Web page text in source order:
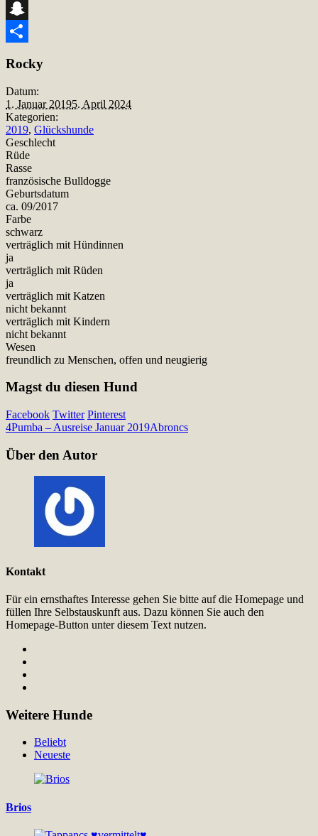
Telegram
Snapchat
Rocky
Datum:
1. Januar 20195. April 2024
Kategorien:
2019, Glückshunde
Geschlecht
Rüde
Rasse
französische Bulldogge
Geburtsdatum
ca. 09/2017
Farbe
schwarz
verträglich mit Hündinnen
ja
verträglich mit Rüden
ja
verträglich mit Katzen
nicht bekannt
verträglich mit Kindern
nicht bekannt
Wesen
freundlich zu Menschen, offen und neugierig
Magst du diesen Hund
Facebook Twitter Pinterest
4Pumba – Ausreise Januar 2019Abroncs
Über den Autor
Kontakt
Für ein ernsthaftes Interesse gehen Sie bitte auf die Homepage und
füllen Ihre Selbstauskunft aus. Dazu können Sie auch den
Homepage-Button unter diesem Text nutzen.
Weitere Hunde
Beliebt
Neueste
Brios